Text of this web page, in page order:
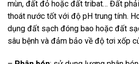
mùn, đất đỏ hoặc đất tribat… Đất
thoát nước tốt với độ pH trung tính.
dụng đất sạch đóng bao hoặc đất
sâu bệnh và đảm bảo về độ tơi xốp